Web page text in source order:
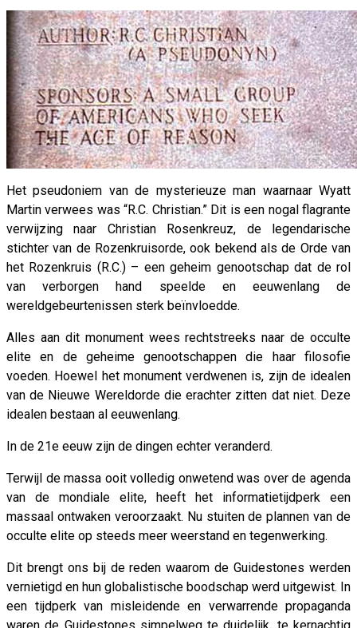
Het pseudoniem van de mysterieuze man waarnaar Wyatt
Martin verwees was “R.C. Christian.” Dit is een nogal flagrante
verwijzing naar Christian Rosenkreuz, de legendarische
stichter van de Rozenkruisorde, ook bekend als de Orde van
het Rozenkruis (R.C.) – een geheim genootschap dat de rol
van verborgen hand speelde en eeuwenlang de
wereldgebeurtenissen sterk beïnvloedde.
Alles aan dit monument wees rechtstreeks naar de occulte
elite en de geheime genootschappen die haar filosofie
voeden. Hoewel het monument verdwenen is, zijn de idealen
van de Nieuwe Wereldorde die erachter zitten dat niet. Deze
idealen bestaan al eeuwenlang.
In de 21e eeuw zijn de dingen echter veranderd.
Terwijl de massa ooit volledig onwetend was over de agenda
van de mondiale elite, heeft het informatietijdperk een
massaal ontwaken veroorzaakt. Nu stuiten de plannen van de
occulte elite op steeds meer weerstand en tegenwerking.
Dit brengt ons bij de reden waarom de Guidestones werden
vernietigd en hun globalistische boodschap werd uitgewist. In
een tijdperk van misleidende en verwarrende propaganda